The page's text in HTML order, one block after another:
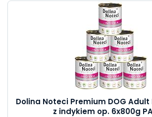
Dolina Noteci Premium DOG
z indykiem op. 6x800g